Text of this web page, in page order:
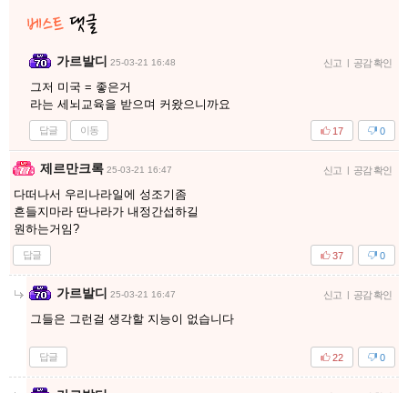
가르발디 25-03-21 16:48 신고 | 공감 확인
그저 미국 = 좋은거
라는 세뇌교육을 받으며 커왔으니까요
답글 이동 0
17
제르만크록 25-03-21 16:47 신고 | 공감 확인
다떠나서 우리나라일에 성조기좀
흔들지마라 딴나라가 내정간섭하길
원하는거임?
답글 0
37
가르발디 25-03-21 16:47 신고 | 공감 확인
그들은 그런걸 생각할 지능이 없습니다
답글 0
22